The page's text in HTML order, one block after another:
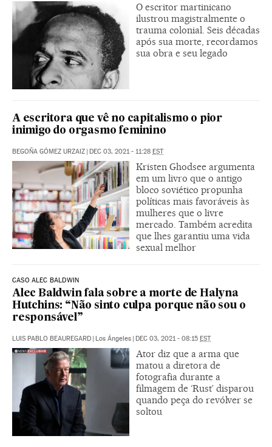
O escritor martinicano
ilustrou magistralmente o
trauma colonial. Seis décadas
após sua morte, recordamos
sua obra e seu legado
A escritora que vê no capitalismo o pior
inimigo do orgasmo feminino
BEGOÑA GÓMEZ URZAIZ | DEC 03, 2021 - 11:28 EST
Kristen Ghodsee argumenta
em um livro que o antigo
bloco soviético propunha
políticas mais favoráveis às
mulheres que o livre
mercado. Também acredita
que lhes garantiu uma vida
sexual melhor
CASO ALEC BALDWIN
Alec Baldwin fala sobre a morte de Halyna
Hutchins: “Não sinto culpa porque não sou o
responsável”
LUIS PABLO BEAUREGARD | Los Ángeles | DEC 03, 2021 - 08:15 EST
Ator diz que a arma que
matou a diretora de
fotografia durante a
filmagem de ‘Rust’ disparou
quando peça do revólver se
soltou